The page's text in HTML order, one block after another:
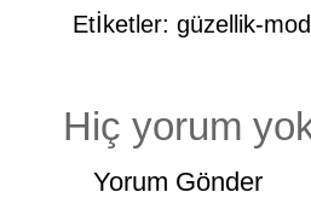
Etİketler: güzellik-
Hiç yorum
Yorum Gönder